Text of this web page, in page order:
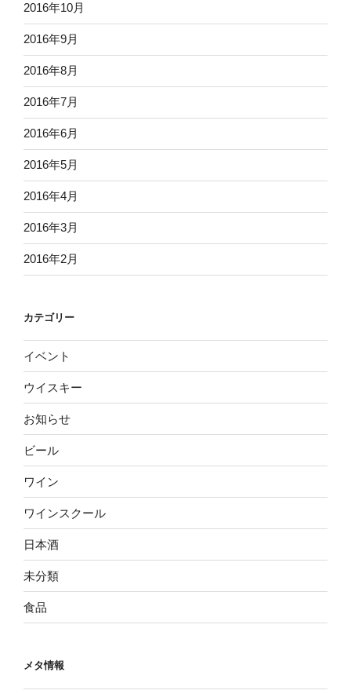
2016年10月
2016年9月
2016年8月
2016年7月
2016年6月
2016年5月
2016年4月
2016年3月
2016年2月
カテゴリー
イベント
ウイスキー
お知らせ
ビール
ワイン
ワインスクール
日本酒
未分類
食品
メタ情報